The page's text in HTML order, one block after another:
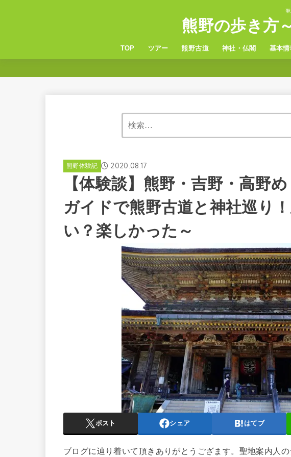
熊野の歩き方
TOP ツアー 熊野古道 神社・仏閣 基本情
アクセ
索:
熊野体験記 2020.08.17
【体験談】熊野・吉野・高野
ガイドで熊野古道と神社巡り
い？楽しかった～
ポスト シェア はてブ
ブログに辿り着いて頂きありがとうござます。聖地案内人